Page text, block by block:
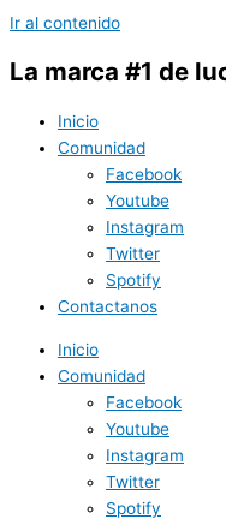
Ir al contenido
La marca #1 de
Inicio
Comunidad
Facebook
Youtube
Instagram
Twitter
Spotify
Contactanos
Inicio
Comunidad
Facebook
Youtube
Instagram
Twitter
Spotify